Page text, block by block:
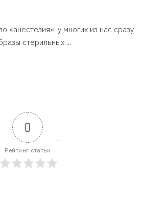
«анестезия», у многих из нас сразу
стерильных ...
0
Рейтинг статьи